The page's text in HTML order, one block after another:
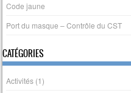
Code jaune
Port du masque – Contrôle du CST
CATÉGORIES
Activités (1)